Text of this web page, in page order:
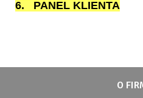
6. PANEL KLIENTA
O